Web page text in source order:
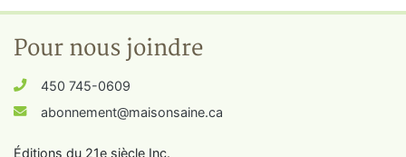
Pour nous joindre
450 745-0609
abonnement@maisonsaine.ca
Éditions du 21e siècle Inc.